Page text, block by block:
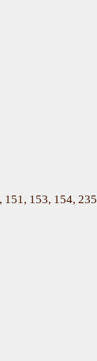
153, 154, 235